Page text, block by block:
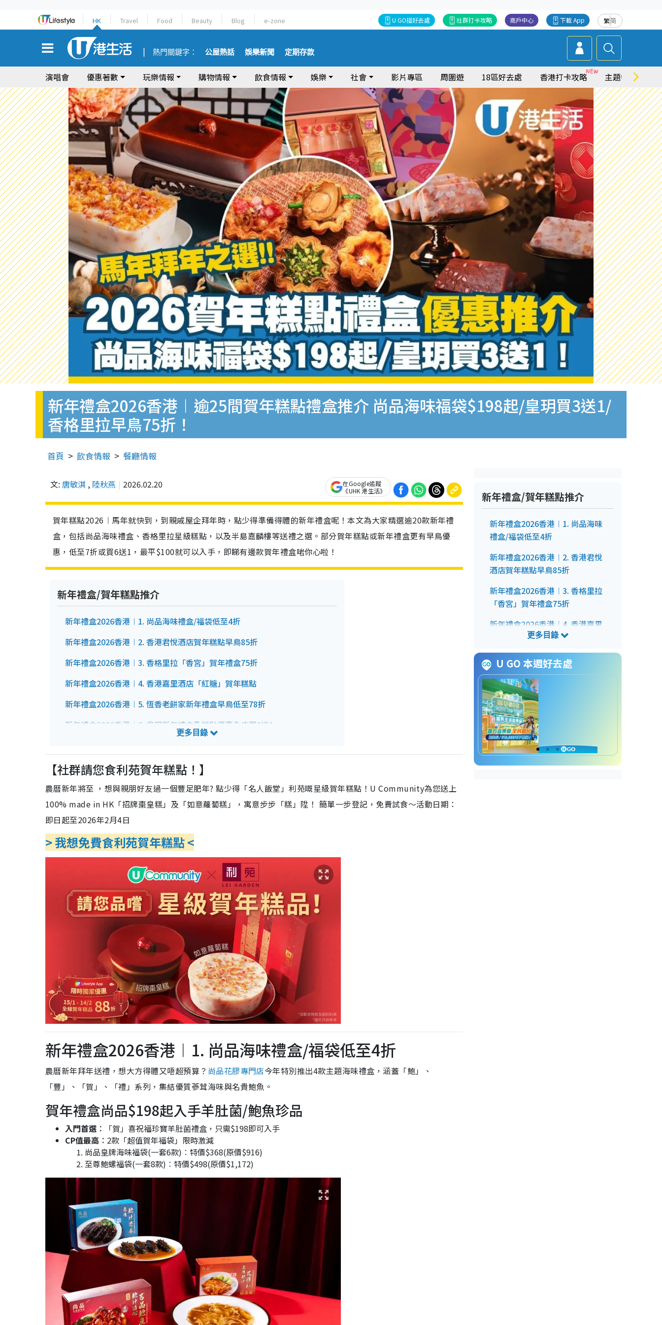
HK Travel Food Beauty Blog e-zone 繁简
下載 App
商戶中心
社群打卡攻略
U GO搵好去處
熱門關鍵字： 公屋熱話 娛樂新聞 定期存款
演唱會 優惠著數 玩樂情報 購物情報 飲食情報 娛樂 社會 影片專區 周圍遊 18區好去處 香港打卡攻略 主題特集
新年禮盒2026香港︱逾25間賀年糕點禮盒推介 尚品海味福袋$198起/皇玥買3送1/
香格里拉早鳥75折！
首頁 飲食情報 餐廳情報
文: 唐敏淇 , 陸秋燕 2026.02.20
在Google追蹤
《UHK 港生活》
賀年糕點2026︱馬年就快到，到親戚屋企拜年時，點少得準備得體的新年禮盒呢！本文為大家精選逾20款新年禮
盒，包括尚品海味禮盒、香格里拉星級糕點，以及半島嘉麟樓等送禮之選。部分賀年糕點或新年禮盒更有早鳥優
惠，低至7折或買6送1，最平$100就可以入手，即睇有邊款賀年禮盒啱你心啦！
新年禮盒/賀年糕點推介
新年禮盒2026香港︱1. 尚品海味禮盒/福袋低至4折
新年禮盒2026香港︱2. 香港君悅酒店賀年糕點早鳥85折
新年禮盒2026香港︱3. 香格里拉「香宮」賀年禮盒75折
新年禮盒2026香港︱4. 香港嘉里酒店「紅糖」賀年糕點
新年禮盒2026香港︱5. 恆香老餅家新年禮盒早鳥低至78折
新年禮盒2026香港︱6. 皇玥新年禮盒及糕點優惠全店買3送1
新年禮盒2026香港︱8. 鴻福堂賀年糕點買6送1
新年禮盒2026香港︱9. 望月Pokémon/罐頭豬LuLu聯乘預訂8折起
新年禮盒2026香港︱10. IKEA賀年糕點「瑞典肉丸櫻花蝦蘿蔔糕」
新年禮盒2026香港︱12. 香港麗晶酒店奢華減糖年糕/米芝蓮蘿蔔糕
新年禮盒2026香港︱13. 粵菜食府明閣匠心年糕禮盒/禮籃8折起
新年禮盒2026香港︱14. 香格里拉X夏宮/茗悅賀年糕點
新年禮盒2026香港︱15. 朗廷酒店「唐閣」南非四頭鮑魚蘿蔔糕
新年禮盒2026香港︱16. 半島酒店嘉麟樓賀年糕點/鮑魚禮品籃
新年禮盒2026香港︱17. 合和酒店「合和軒」首推傳統糕點
新年禮盒2026香港︱18. 大公館賀年年糕$238起
新年禮盒2026香港︱19. 唯港薈賀年糕點禮盒85折早鳥預訂
新年禮盒2026香港︱20. 百樂潮州經典蘿蔔糕/古法年糕$168起
新年禮盒2026香港︱21. 星巴克Starbucks賀年甜點禮盒
新年禮盒2026香港︱22. Tea WG無咖啡因博士茶+送限量生肖利是封
新年禮盒2026香港︱23. 森林麵包賀年必食限量鮑魚千層撻/臘味蘿蔔千層撻
新年禮盒2026香港︱25. 艇王賀年糕點必試瑤柱蘿蔔糕
新年禮盒2026香港︱26. 霞飛飛京川滬特色賀年年糕
新年禮盒2026香港︱27. LUCULLUS龍島2026新年禮盒
新年禮盒2026香港︱28. 嘉頓「臻悅」系列新春禮盒
新年禮盒2026香港︱29. 堅離地脆手工曲奇禮盒拜年送禮首選
【社群請您食利苑賀年糕點！】
農曆新年將至 ，想與親朋好友過一個豐足肥年? 點少得「名人飯堂」利苑嘅星級賀年糕點！U Community為您送上
100% made in HK「招牌棗皇糕」及「如意蘿蔔糕」，寓意步步「糕」陞！ 簡單一步登記，免費試食～活動日期：
即日起至2026年2月4日
> 我想免費食利苑賀年糕點 <
新年禮盒2026香港︱1. 尚品海味禮盒/福袋低至4折
農曆新年拜年送禮，想大方得體又唔超預算？ 尚品花膠專門店今年特別推出4款主題海味禮盒，涵蓋「鮑」、
「豐」、「賀」、「禮」系列，集結優質蔘茸海味與名貴鮑魚。
賀年禮盒尚品$198起入手羊肚菌/鮑魚珍品
入門首選︰
「賀」喜祝福珍寶羊肚菌禮盒，只需$198即可入手
CP值最高︰ 2款「超值賀年福袋」限時激減
尚品皇牌海味福袋(一套6款)︰特價$368(原價$916)
至尊鮑螺福袋(一套8款)︰特價$498(原價$1,172)
新年禮盒/賀年糕點推介
新年禮盒2026香港︱1. 尚品海味
禮盒/福袋低至4折
新年禮盒2026香港︱2. 香港君悅
酒店賀年糕點早鳥85折
新年禮盒2026香港︱3. 香格里拉
「香宮」賀年禮盒75折
新年禮盒2026香港︱4. 香港嘉里
酒店「紅糖」賀年糕點
新年禮盒2026香港︱5. 恆香老餅
家新年禮盒早鳥低至78折
新年禮盒2026香港︱6. 皇玥新年
禮盒及糕點優惠全店買3送1
新年禮盒2026香港︱7. 奇華餅家
蘿蔔糕/年糕禮券早鳥77折
新年禮盒2026香港︱8. 鴻福堂賀
U GO 本週好去處